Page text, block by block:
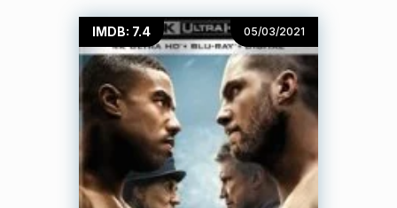
IMDB: 7.4 05/03/2021